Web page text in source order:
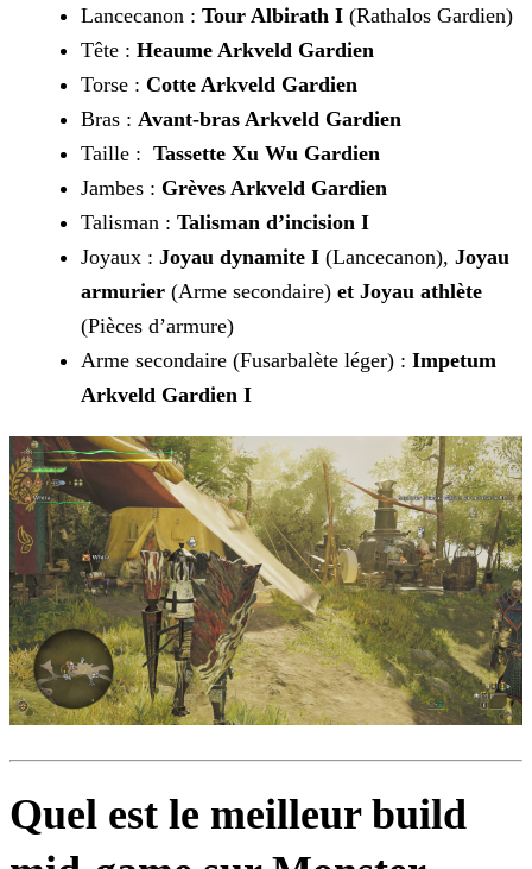
Lancecanon : Tour Albirath I (Rathalos Gardien)
Tête : Heaume Arkveld Gardien
Torse : Cotte Arkveld Gardien
Bras : Avant-bras Arkveld Gardien
Taille : Tassette Xu Wu Gardien
Jambes : Grèves Arkveld Gardien
Talisman : Talisman d’incision I
Joyaux : Joyau dynamite I (Lancecanon), Joyau
armurier (Arme secondaire) et Joyau athlète
(Pièces d’armure)
Arme secondaire (Fusarbalète léger) : Impetum
Arkveld Gardien I
Quel est le meilleur build